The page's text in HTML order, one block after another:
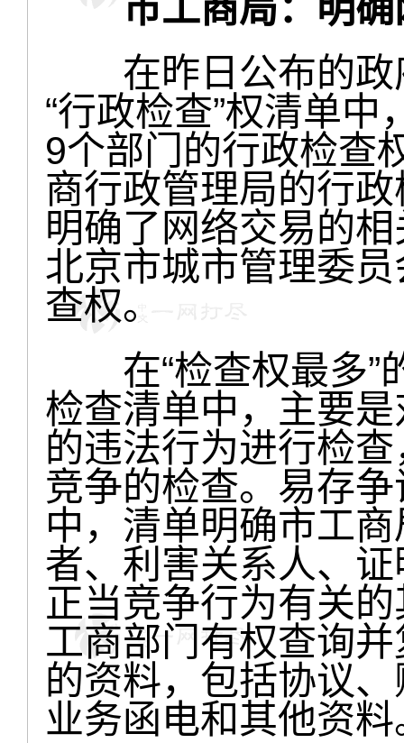
在昨日公布的政
“行政检查”权清单
9个部门的行政检查
商行政管理局的行
明确了网络交易的
北京市城市管理委
查权。
在“检查权最多”
检查清单中，主要
的违法行为进行检
竞争的检查。易存争
中，清单明确市工
者、利害关系人、
正当竞争行为有关
工商部门有权查询
的资料，包括协议
业务函电和其他资料